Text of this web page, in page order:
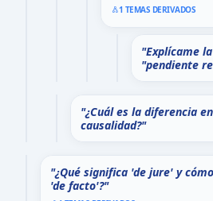
1 TEMAS DERIVADOS
"Explícame
"pendiente
"¿Cuál es la diferencia
causalidad?"
"¿Qué significa 'de jure' y
'de facto'?"